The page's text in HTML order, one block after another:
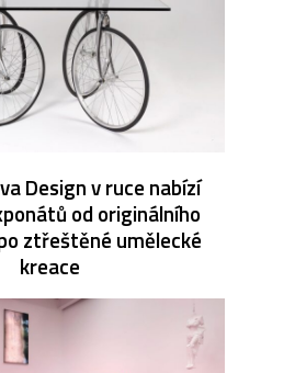
Design v ruce nabízí
od originálního
ztřeštěné umělecké
kreace